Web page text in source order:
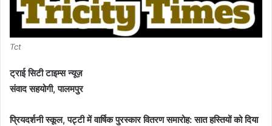
Tct
ट्राई सिटी टाइम्स न्यूज़
संवाद सहयोगी, पालमपुर
प्रियदर्शनी स्कूल, पट्टी में वार्षिक पुरस्कार वितरण समारोह: सात हस्तियों को दिया